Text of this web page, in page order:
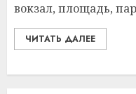
вокзал, площадь,
ЧИТАТЬ ДАЛЕЕ